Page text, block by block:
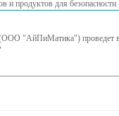
"АйПиМатика") проведет